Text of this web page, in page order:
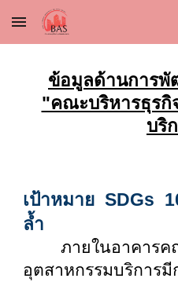
Skip to main content
ข้อมูลด้านการพั
"คณะบริหารธุรกิ
บริ
เป้าหมาย SDGs
ล้ำ
ภายในอาคารค
อุตสาหกรรมบริการ